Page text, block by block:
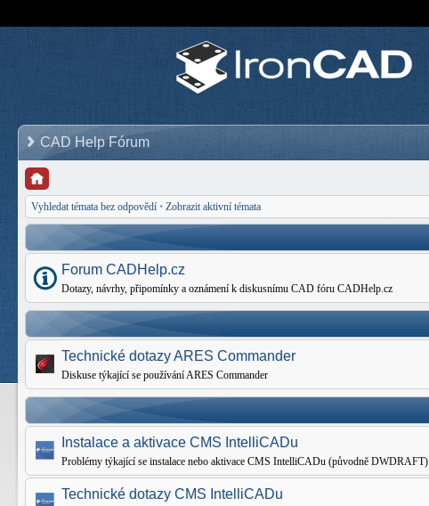
CAD Help Fórum
Vyhledat témata bez odpovědí • Zobrazit aktivní témata
Forum CADHelp.cz
Dotazy, návrhy, připomínky a oznámení k diskusnímu CAD fóru CADHelp.cz
Technické dotazy ARES Commander
Diskuse týkající se používání ARES Commander
Instalace a aktivace CMS IntelliCADu
Problémy týkající se instalace nebo aktivace CMS IntelliCADu (původně DWDRAFT)
Technické dotazy CMS IntelliCADu